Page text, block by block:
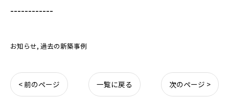
------------
お知らせ 過去の新築事例
< 前のページ 一覧に戻る 次のページ >